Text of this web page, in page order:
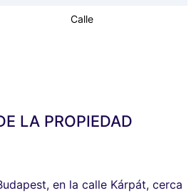
Calle
LA PROPIEDAD
en la calle Kárpát, cerca